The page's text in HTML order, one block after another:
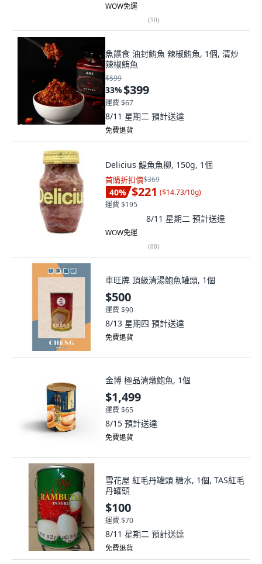
WOW免運
(50)
魚饌食 油封鮪魚 辣椒鮪魚, 1個, 清炒
辣椒鮪魚
$599
33%$399
運費 $67
8/11 星期二 預計送達
免費退貨
Delicius 鯷魚魚柳, 150g, 1個
首購折扣價$369
40% $221 ($14.73/10g)
運費 $195
8/11 星期二 預計送達
WOW免運
(88)
車旺牌 頂級清湯鮑魚罐頭, 1個
$500
運費 $90
8/13 星期四 預計送達
免費退貨
金博 極品清燉鮑魚, 1個
$1,499
運費 $65
8/15 預計送達
免費退貨
雪花屋 紅毛丹罐頭 糖水, 1個, TAS紅毛
丹罐頭
$100
運費 $70
8/11 星期二 預計送達
免費退貨